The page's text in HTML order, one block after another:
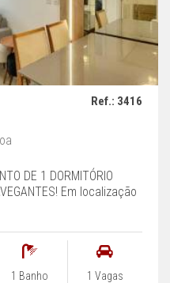
Ref.: 3416
DE 1 DORMITÓRIO
Em localização
1 Banho 1 Vagas